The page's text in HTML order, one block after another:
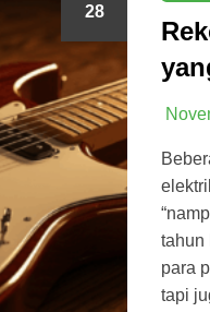
28
tahun
para
tapi